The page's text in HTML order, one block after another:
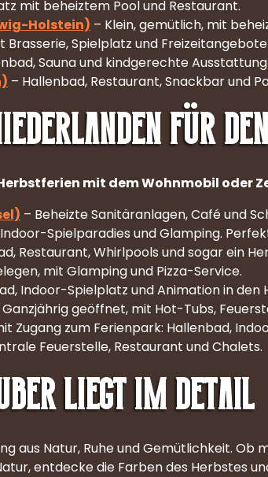
mit beheiztem Pool und Restaurant.
Holstein) – Klein, gemütlich, mit
Brasserie, Spielplatz und
Sauna und kindgerechte Ausstattung.
– Hallenbad, Restaurant, Snackbar und
für
mit dem Wohnmobil oder
– Beheizte Sanitäranlagen, Café und
Spielparadies und Glamping.
Restaurant, Whirlpools und sogar ein
mit Glamping und Pizza-Service.
Indoor-Spielplatz und Animation in den
Ganzjährig geöffnet, mit Hot-Tubs,
Zugang zum Ferienpark: Hallenbad,
Feuerstelle, Restaurant und Chalets.
liegt im Detail
aus Natur, Ruhe und Gemütlichkeit. Ob
entdecke die Farben des Herbstes